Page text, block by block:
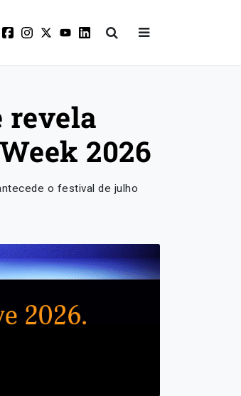
revela
2026
o festival de julho